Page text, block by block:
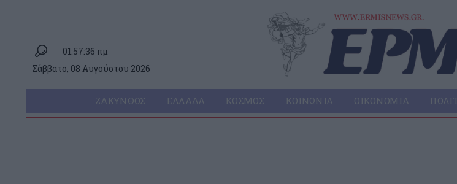
01:57:36 πμ
Σάββατο, 08 Αυγούστου 2026
ΖΆΚΥΝΘΟΣ ΕΛΛΆΔΑ ΚΌΣΜΟΣ ΚΟΙΝΩΝΊΑ ΟΙΚΟΝΟΜΊΑ